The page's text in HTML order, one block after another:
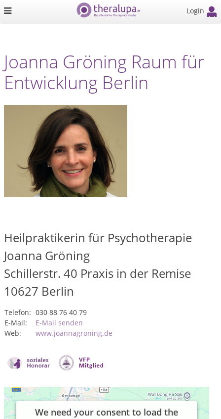
Login
Joanna Gröning Raum für
Entwicklung Berlin
Heilpraktikerin für Psychotherapie
Joanna Gröning
Schillerstr. 40 Praxis in der Remise
10627 Berlin
Telefon: 030 88 76 40 79
E-Mail:
E-Mail senden
Web:
www.joannagroning.de
We need your consent to load the